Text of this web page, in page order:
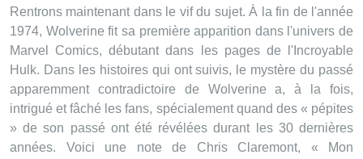
Rentrons maintenant dans le vif du sujet. À la fin de l'année
1974, Wolverine fit sa première apparition dans l'univers de
Marvel Comics, débutant dans les pages de l'Incroyable
Hulk. Dans les histoires qui ont suivis, le mystère du passé
apparemment contradictoire de Wolverine a, à la fois,
intrigué et fâché les fans, spécialement quand des « pépites
» de son passé ont été révélées durant les 30 dernières
années. Voici une note de Chris Claremont, « Mon